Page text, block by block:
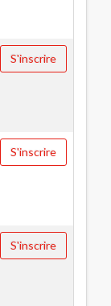
S'inscrire
S'inscrire
S'inscrire